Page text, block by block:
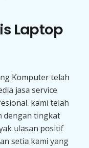
Laptop
Komputer telah
jasa service
kami telah
dengan tingkat
ulasan positif
setia kami yang